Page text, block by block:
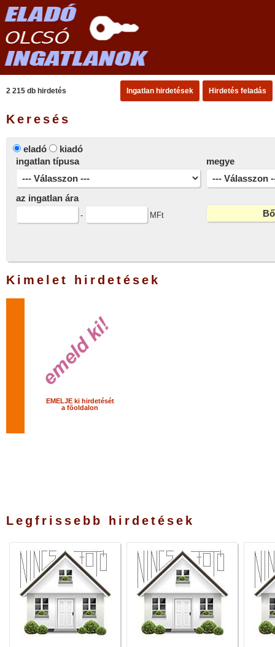
2 215 db hirdetés Ingatlan hirdetések Hirdetés feladás
Keresés
eladó
kiadó
ingatlan típusa
megye
az ingatlan ára
- MFt
Kimelet hirdetések
EMELJE ki hirdetését
a fõoldalon
Legfrissebb hirdetések